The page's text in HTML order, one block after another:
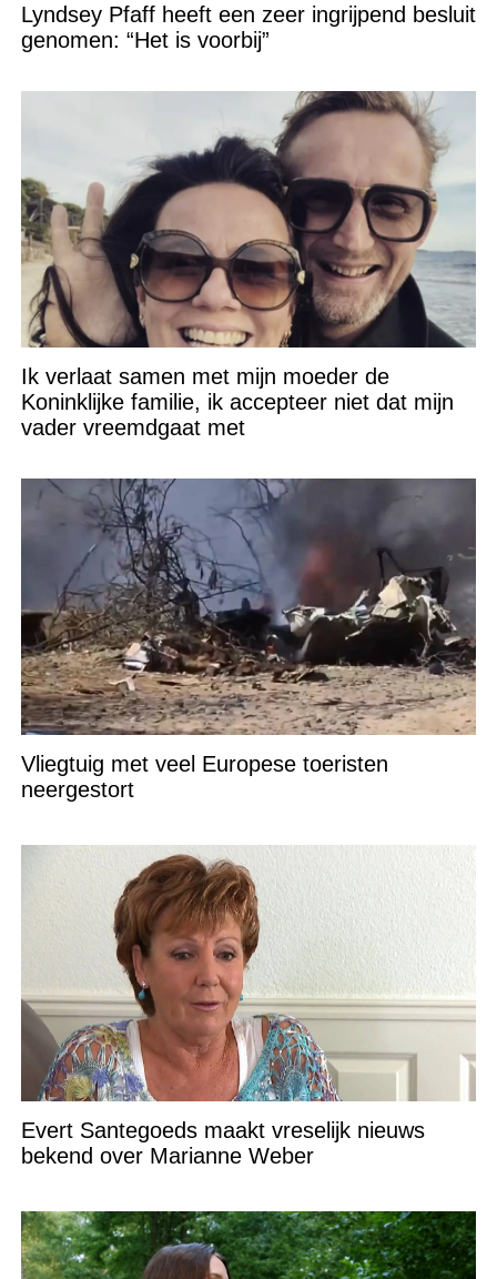
Lyndsey Pfaff heeft een zeer ingrijpend besluit
genomen: “Het is voorbij”
Ik verlaat samen met mijn moeder de
Koninklijke familie, ik accepteer niet dat mijn
vader vreemdgaat met
Vliegtuig met veel Europese toeristen
neergestort
Evert Santegoeds maakt vreselijk nieuws
bekend over Marianne Weber